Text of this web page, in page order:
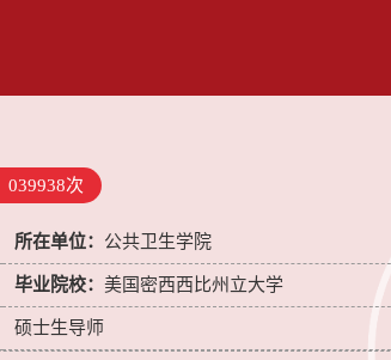
039938次
所在单位： 公共卫生学院
毕业院校： 美国密西西比州立大学
硕士生导师